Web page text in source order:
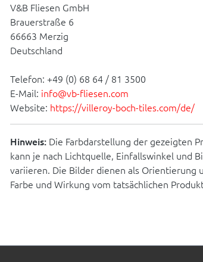
V&B Fliesen GmbH
Brauerstraße 6
66663 Merzig
Deutschland
Telefon: +49 (0) 68 64 / 81 3500
E-Mail: info@vb-fliesen.com
Website: https://villeroy-boch-tiles.com/de/
Hinweis: Die Farbdarstellung der gezeigten
kann je nach Lichtquelle, Einfallswinkel und
variieren. Die Bilder dienen als Orientierung
Farbe und Wirkung vom tatsächlichen